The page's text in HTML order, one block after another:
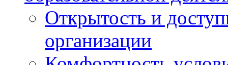
Открытость и
организации